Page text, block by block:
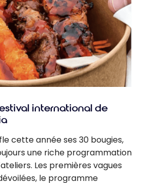
international de
cette année ses 30 bougies,
une riche programmation
Les premières vagues
le programme